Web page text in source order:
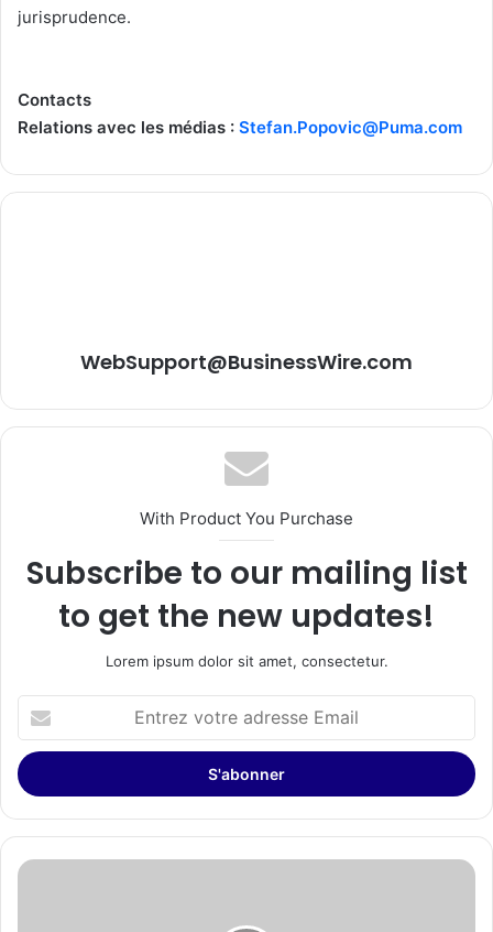
jurisprudence.
Contacts
Relations avec les médias : Stefan.Popovic@Puma.com
WebSupport@BusinessWire.com
With Product You Purchase
Subscribe to our mailing list
to get the new updates!
Lorem ipsum dolor sit amet, consectetur.
votre
adresse
Email
LambdaTest